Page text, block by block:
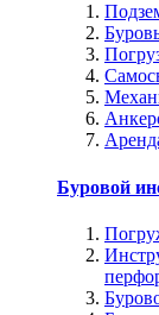
Буровой